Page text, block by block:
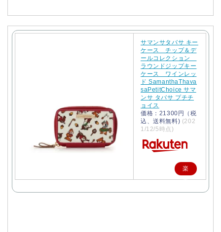
サマンサタバサ キー
ケース チップ＆デ
ールコレクション
ラウンドジップキー
ケース ワインレッ
ド SamanthaThava
saPetitChoice サマ
ンサ タバサ プチチ
ョイス
価格：21300円（税
込、送料無料) (202
1/12/5時点)
楽
天